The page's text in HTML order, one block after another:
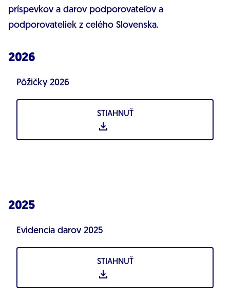
príspevkov a darov podporovateľov a
podporovateliek z celého Slovenska.
2026
Pôžičky 2026
STIAHNUŤ
2025
Evidencia darov 2025
STIAHNUŤ